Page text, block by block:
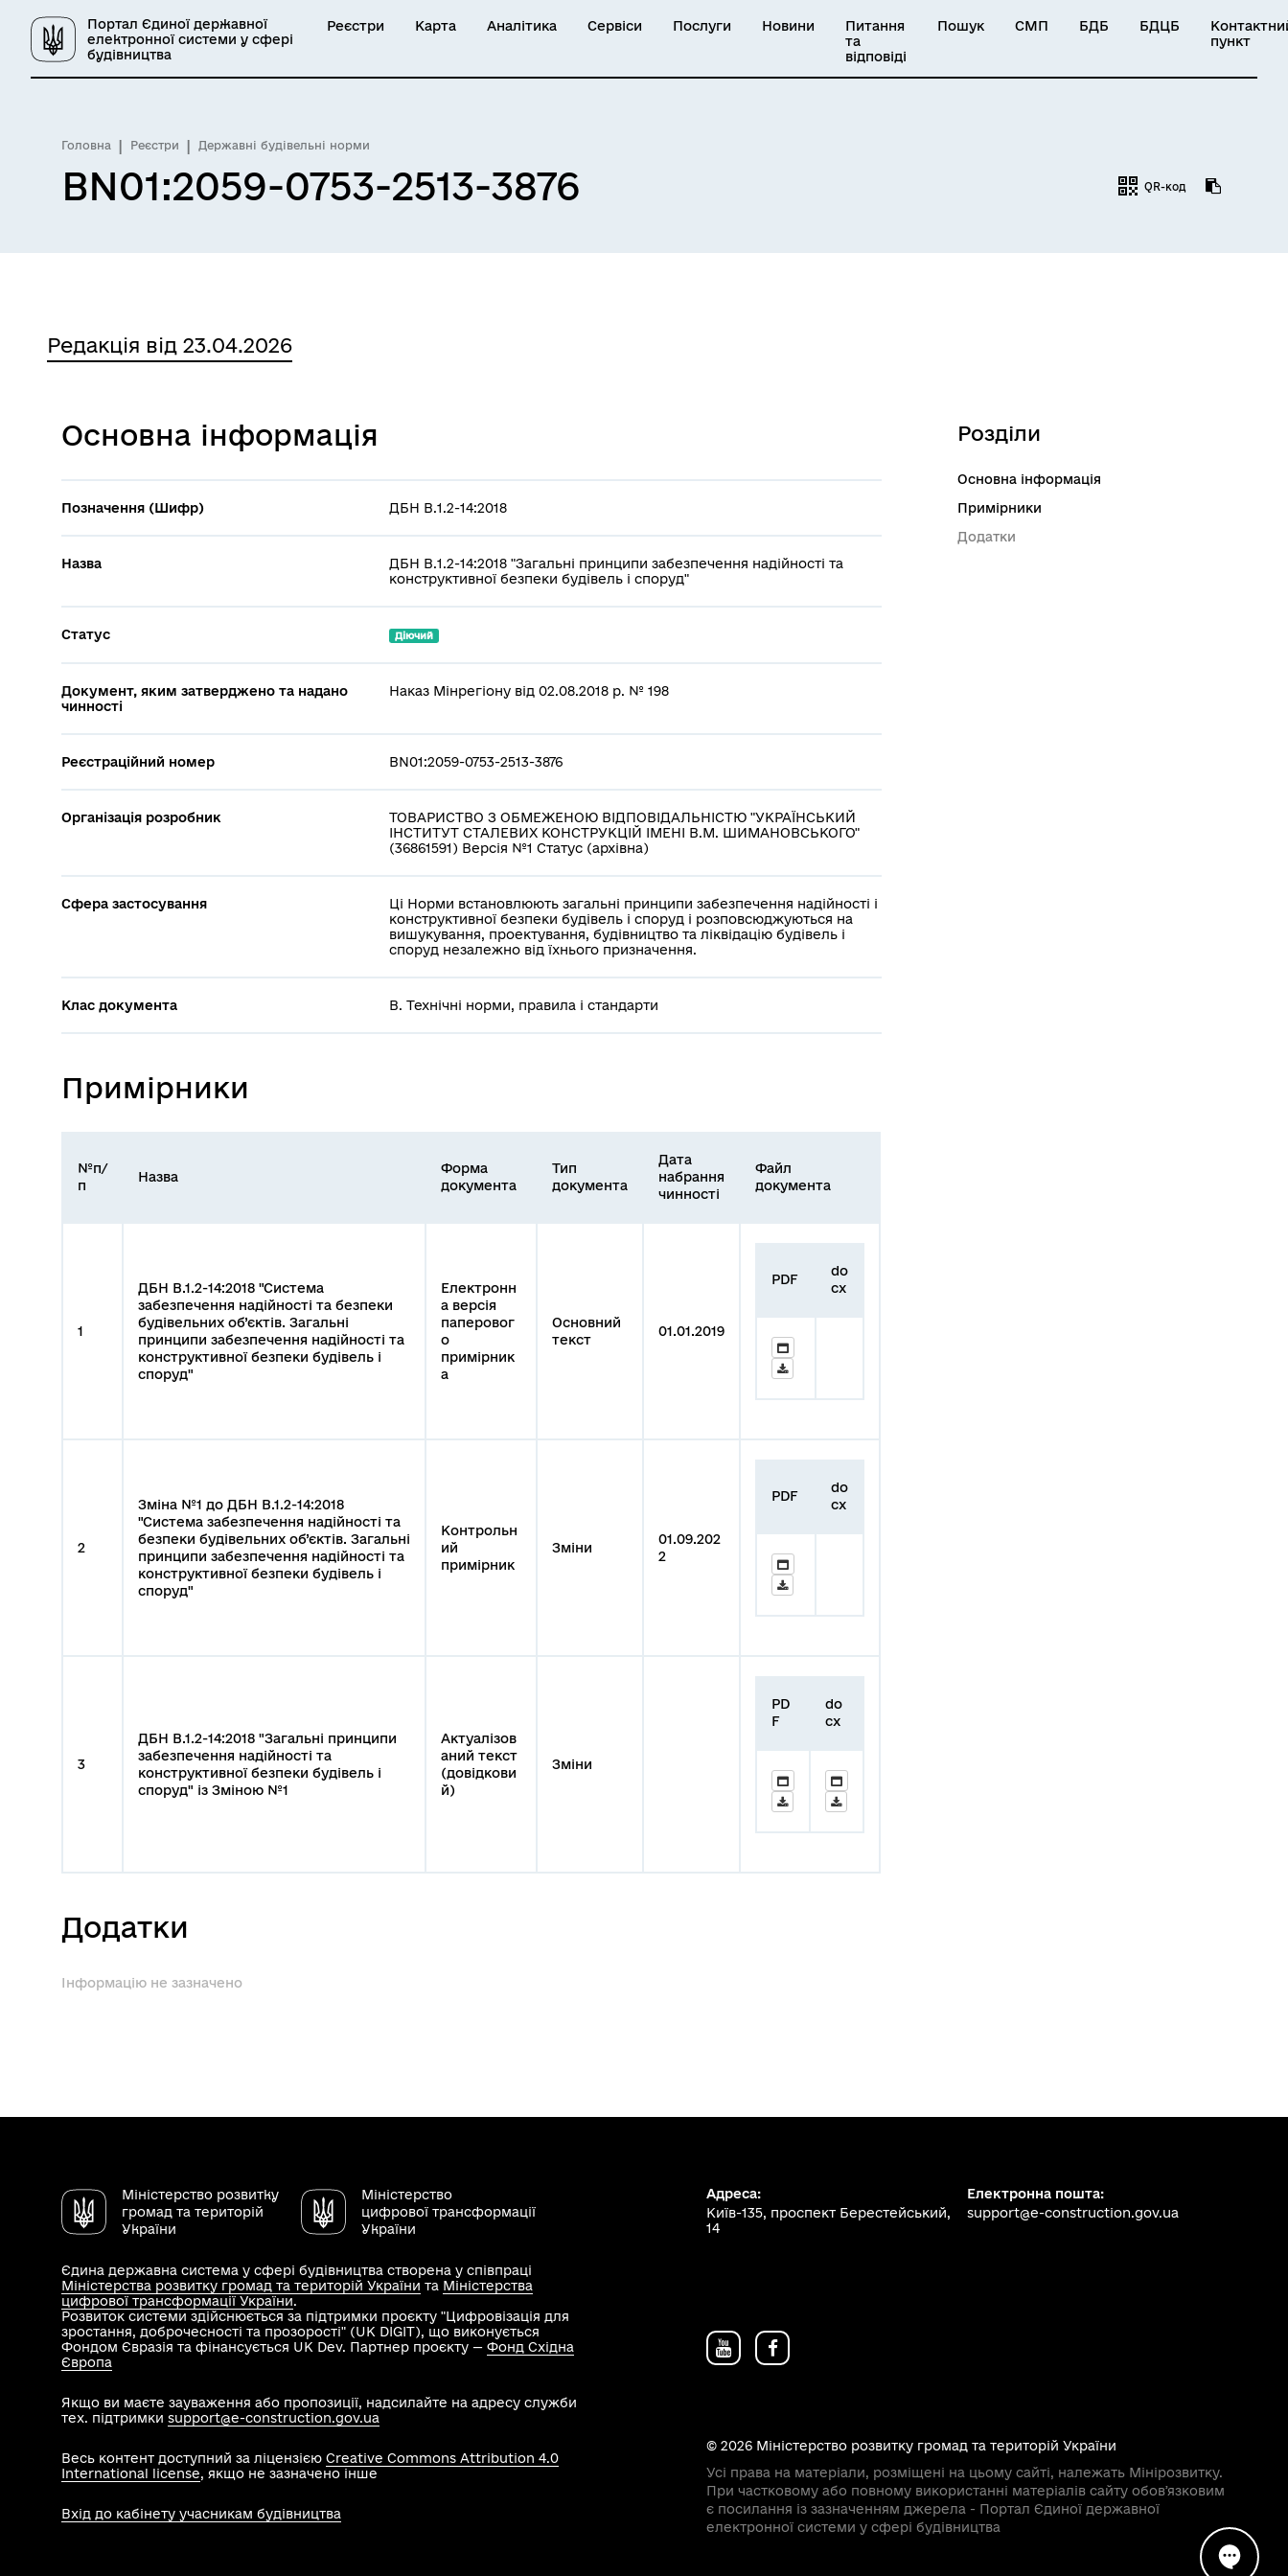
Портал Єдиної державної
електронної системи у сфері
будівництва
Реєстри Карта Аналітика Сервіси Послуги Новини
Питання
та
відповіді
Пошук СМП БДБ БДЦБ
пункт
Головна Реєстри Державні будівельні норми
BN01:2059-0753-2513-3876 QR-код
Редакція від 23.04.2026
Основна інформація
Позначення (Шифр) ДБН В.1.2-14:2018
Назва
ДБН В.1.2-14:2018 "Загальні принципи забезпечення надійності та
конструктивної безпеки будівель і споруд"
Статус Діючий
Документ, яким затверджено та надано
чинності
Наказ Мінрегіону від 02.08.2018 р. № 198
Реєстраційний номер BN01:2059-0753-2513-3876
Організація розробник
ТОВАРИСТВО З ОБМЕЖЕНОЮ ВІДПОВІДАЛЬНІСТЮ "УКРАЇНСЬКИЙ
ІНСТИТУТ СТАЛЕВИХ КОНСТРУКЦІЙ ІМЕНІ В.М. ШИМАНОВСЬКОГО"
(36861591) Версія №1 Статус (архівна)
Сфера застосування
Ці Норми встановлюють загальні принципи забезпечення надійності і
конструктивної безпеки будівель і споруд і розповсюджуються на
вишукування, проектування, будівництво та ліквідацію будівель і
споруд незалежно від їхнього призначення.
Клас документа В. Технічні норми, правила і стандарти
Примірники
№п/
п
Назва
Форма
документа
Тип
документа
Дата
набрання
чинності
Файл
документа
1
ДБН В.1.2-14:2018 "Система
забезпечення надійності та безпеки
будівельних об’єктів. Загальні
принципи забезпечення надійності та
конструктивної безпеки будівель і
споруд"
Електронн
а версія
паперовог
о
примірник
а
Основний
текст
01.01.2019
PDF
do
cx
2
Зміна №1 до ДБН В.1.2-14:2018
"Система забезпечення надійності та
безпеки будівельних об’єктів. Загальні
принципи забезпечення надійності та
конструктивної безпеки будівель і
споруд"
Контрольн
ий
примірник
Зміни
01.09.202
2
PDF
do
cx
3
ДБН В.1.2-14:2018 "Загальні принципи
забезпечення надійності та
конструктивної безпеки будівель і
споруд" із Зміною №1
Актуалізов
аний текст
(довідкови
й)
Зміни
PD
F
do
cx
Додатки
Інформацію не зазначено
Розділи
Основна інформація
Примірники
Додатки
Міністерство розвитку
громад та територій
України
Міністерство
цифрової трансформації
України
Єдина державна система у сфері будівництва створена у співпраці
Міністерства розвитку громад та територій України та Міністерства
цифрової трансформації України.
Розвиток системи здійснюється за підтримки проєкту "Цифровізація для
зростання, доброчесності та прозорості" (UK DIGIT), що виконується
Фондом Євразія та фінансується UK Dev. Партнер проєкту — Фонд Східна
Європа
Якщо ви маєте зауваження або пропозиції, надсилайте на адресу служби
тех. підтримки support@e-construction.gov.ua
Весь контент доступний за ліцензією Creative Commons Attribution 4.0
International license, якщо не зазначено інше
Вхід до кабінету учасникам будівництва
Адреса:
Київ-135, проспект Берестейський,
14
Електронна пошта:
support@e-construction.gov.ua
© 2026 Міністерство розвитку громад та територій України
Усі права на матеріали, розміщені на цьому сайті, належать Мінірозвитку.
При частковому або повному використанні матеріалів сайту обовʼязковим
є посилання із зазначенням джерела - Портал Єдиної державної
електронної системи у сфері будівництва